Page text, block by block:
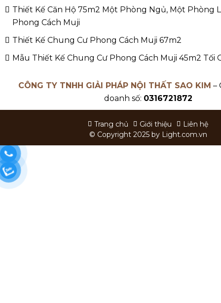
Thiết Kế Căn Hộ 75m2 Một Phòng Ngủ, Một Phòng
Phong Cách Muji
Thiết Kế Chung Cư Phong Cách Muji 67m2
Mẫu Thiết Kế Chung Cư Phong Cách Muji 45m2 Tối
CÔNG TY TNHH GIẢI PHÁP NỘI THẤT SAO KIM –
doanh số: 0316721872
Trang chủ Giới thiệu
Liên hệ
© Copyright 2025 by Light.com.vn